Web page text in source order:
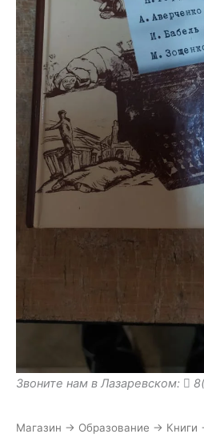
Звоните нам в Лазаревском:
Магазин → Образование → Книги